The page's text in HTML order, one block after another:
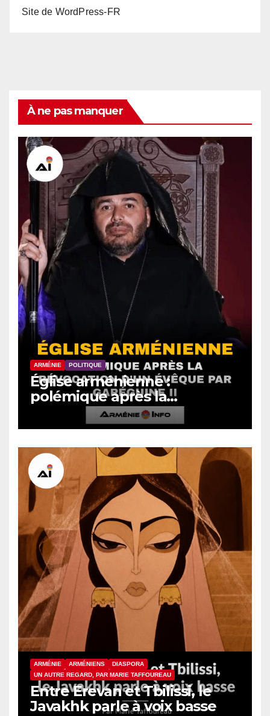
Site de WordPress-FR
À ne pas manquer
ARMÉNIE POLITIQUE
Église arménienne :
polémique après la
révocation d’un évêque par
Garéguine II
ARMÉNIE ARMÉNIENS
DIASPORA
UN AUTRE REGARD, PAR MARIE TAFFOUREAU
Entre Erevan et Tbilissi, le
Javakhk parle à voix basse